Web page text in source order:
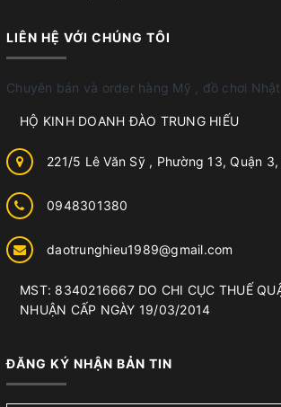
LIÊN HỆ VỚI CHÚNG TÔI
Chuyên bán và order hàng Mỹ , đồ chơi Nhật
HỘ KINH DOANH ĐÀO TRUNG HIẾU
221/5 Lê Văn Sỹ , Phường 13, Quận 3,
0948301380
daotrunghieu1989@gmail.com
MST: 8340216667 DO CHI CỤC THUẾ
NHUẬN CẤP NGÀY 19/03/2014
ĐĂNG KÝ NHẬN BẢN TIN